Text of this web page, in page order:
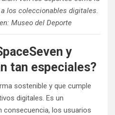
los coleccionables digitales.
Museo del Deporte
y
tan especiales?
sostenible y que cumple
digitales. Es un
consecuencia, los usuarios